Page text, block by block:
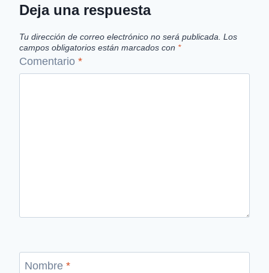
Deja una respuesta
Tu dirección de correo electrónico no será publicada. Los
campos obligatorios están marcados con *
Comentario *
Nombre *